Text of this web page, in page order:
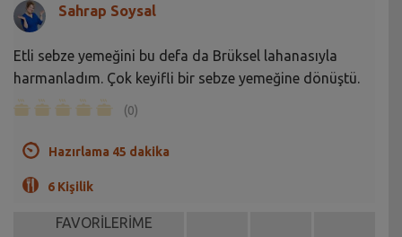
Sahrap Soysal
Etli sebze yemeğini bu defa da Brüksel lahanasıyla
harmanladım. Çok keyifli bir sebze yemeğine dönüştü.
(0)
Hazırlama 45 dakika
6 Kişilik
FAVORİLERİME